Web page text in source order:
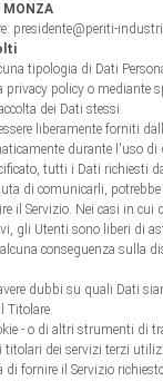
MONZA
presidente@periti-
tipologia di Dati
privacy policy o mediante
dei Dati stessi.
liberamente forniti
durante l'uso di
tutti i Dati richiesti
di comunicarli,
il Servizio. Nei casi in cui
gli Utenti sono liberi di
conseguenza sulla
dubbi su quali Dati
Titolare.
- o di altri strumenti di
titolari dei servizi terzi
fornire il Servizio